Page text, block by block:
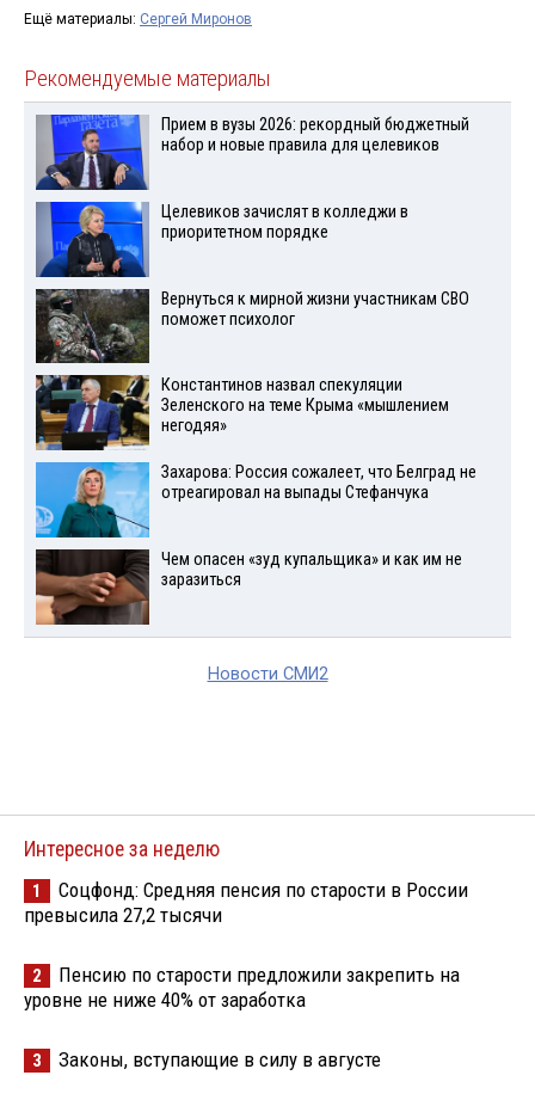
Ещё материалы: Сергей Миронов
Рекомендуемые материалы
Прием в вузы 2026: рекордный бюджетный
набор и новые правила для целевиков
Целевиков зачислят в колледжи в
приоритетном порядке
Вернуться к мирной жизни участникам СВО
поможет психолог
Константинов назвал спекуляции
Зеленского на теме Крыма «мышлением
негодяя»
Захарова: Россия сожалеет, что Белград не
отреагировал на выпады Стефанчука
Чем опасен «зуд купальщика» и как им не
заразиться
Новости СМИ2
Интересное за неделю
1
Соцфонд: Средняя пенсия по старости в России
превысила 27,2 тысячи
2
Пенсию по старости предложили закрепить на
уровне не ниже 40% от заработка
3 Законы, вступающие в силу в августе